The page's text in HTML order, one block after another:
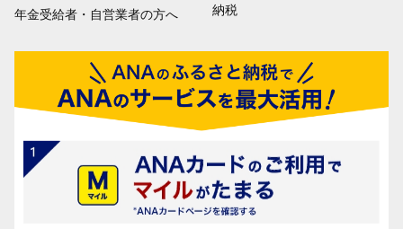
年金受給者・自営業者の方へ
納税